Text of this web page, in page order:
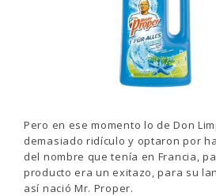
Pero en ese momento lo de Don
demasiado ridículo y optaron por
del nombre que tenía en Francia,
producto era un exitazo, para su
así nació Mr. Proper.